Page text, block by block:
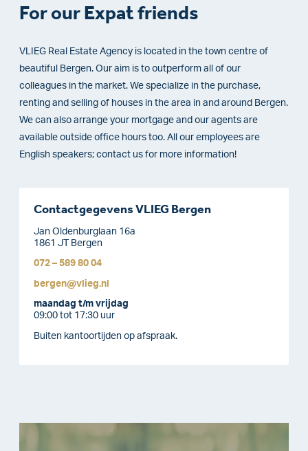
For our Expat friends
VLIEG Real Estate Agency is located in the town centre of
beautiful Bergen. Our aim is to outperform all of our
colleagues in the market. We specialize in the purchase,
renting and selling of houses in the area in and around Bergen.
We can also arrange your mortgage and our agents are
available outside office hours too. All our employees are
English speakers; contact us for more information!
Contactgegevens VLIEG Bergen
Jan Oldenburglaan 16a
1861 JT Bergen
072 – 589 80 04
bergen@vlieg.nl
maandag t/m vrijdag
09:00 tot 17:30 uur
Buiten kantoortijden op afspraak.